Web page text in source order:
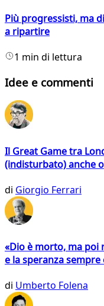
Più progressisti, ma
a ripartire
1 min di lettura
Idee e commenti
Il Great Game tra
(indisturbato) anche
di Giorgio Ferrari
«Dio è morto, ma poi
e la speranza
di Umberto Folena